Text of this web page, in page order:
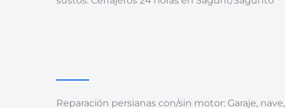
Reparación persianas con/sin motor: Garaje, nave,